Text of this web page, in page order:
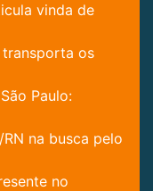
vinda de
transporta os
Paulo:
na busca pelo
no